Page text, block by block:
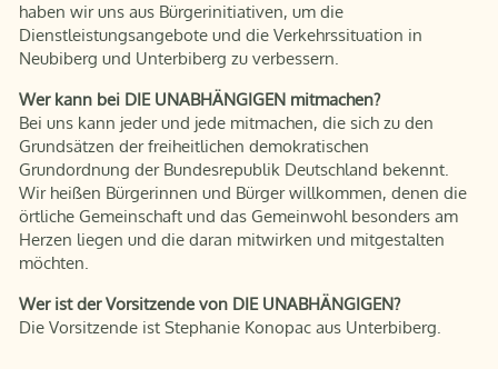
haben wir uns aus Bürgerinitiativen, um die
Dienstleistungsangebote und die Verkehrssituation in
Neubiberg und Unterbiberg zu verbessern.
Wer kann bei DIE UNABHÄNGIGEN mitmachen?
Bei uns kann jeder und jede mitmachen, die sich zu den
Grundsätzen der freiheitlichen demokratischen
Grundordnung der Bundesrepublik Deutschland bekennt.
Wir heißen Bürgerinnen und Bürger willkommen, denen die
örtliche Gemeinschaft und das Gemeinwohl besonders am
Herzen liegen und die daran mitwirken und mitgestalten
möchten.
Wer ist der Vorsitzende von DIE UNABHÄNGIGEN?
Die Vorsitzende ist Stephanie Konopac aus Unterbiberg.